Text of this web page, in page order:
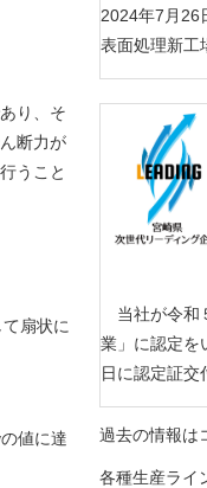
り、そ
断力が
うこと
扇状に
値に達
2024年7月26
表面処理新工
当社が令和
業」に認定を
日に認定証
過去の情報は
各種生産ライ